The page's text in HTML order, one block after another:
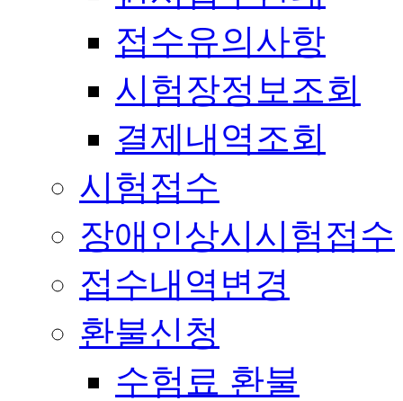
접수유의사항
시험장정보조회
결제내역조회
시험접수
장애인상시시험접수
접수내역변경
환불신청
수험료 환불